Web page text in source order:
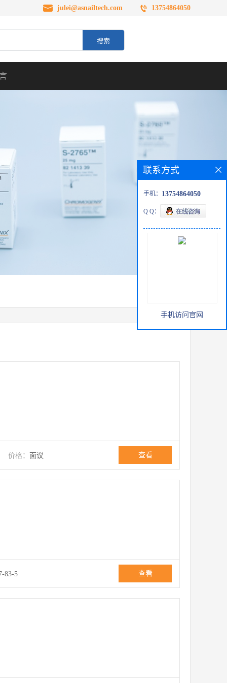
julei@asnailtech.com 13754864050
价格： 面议 查看
83-5 查看
联系方式
手机： 13754864050
Q Q：
手机访问官网